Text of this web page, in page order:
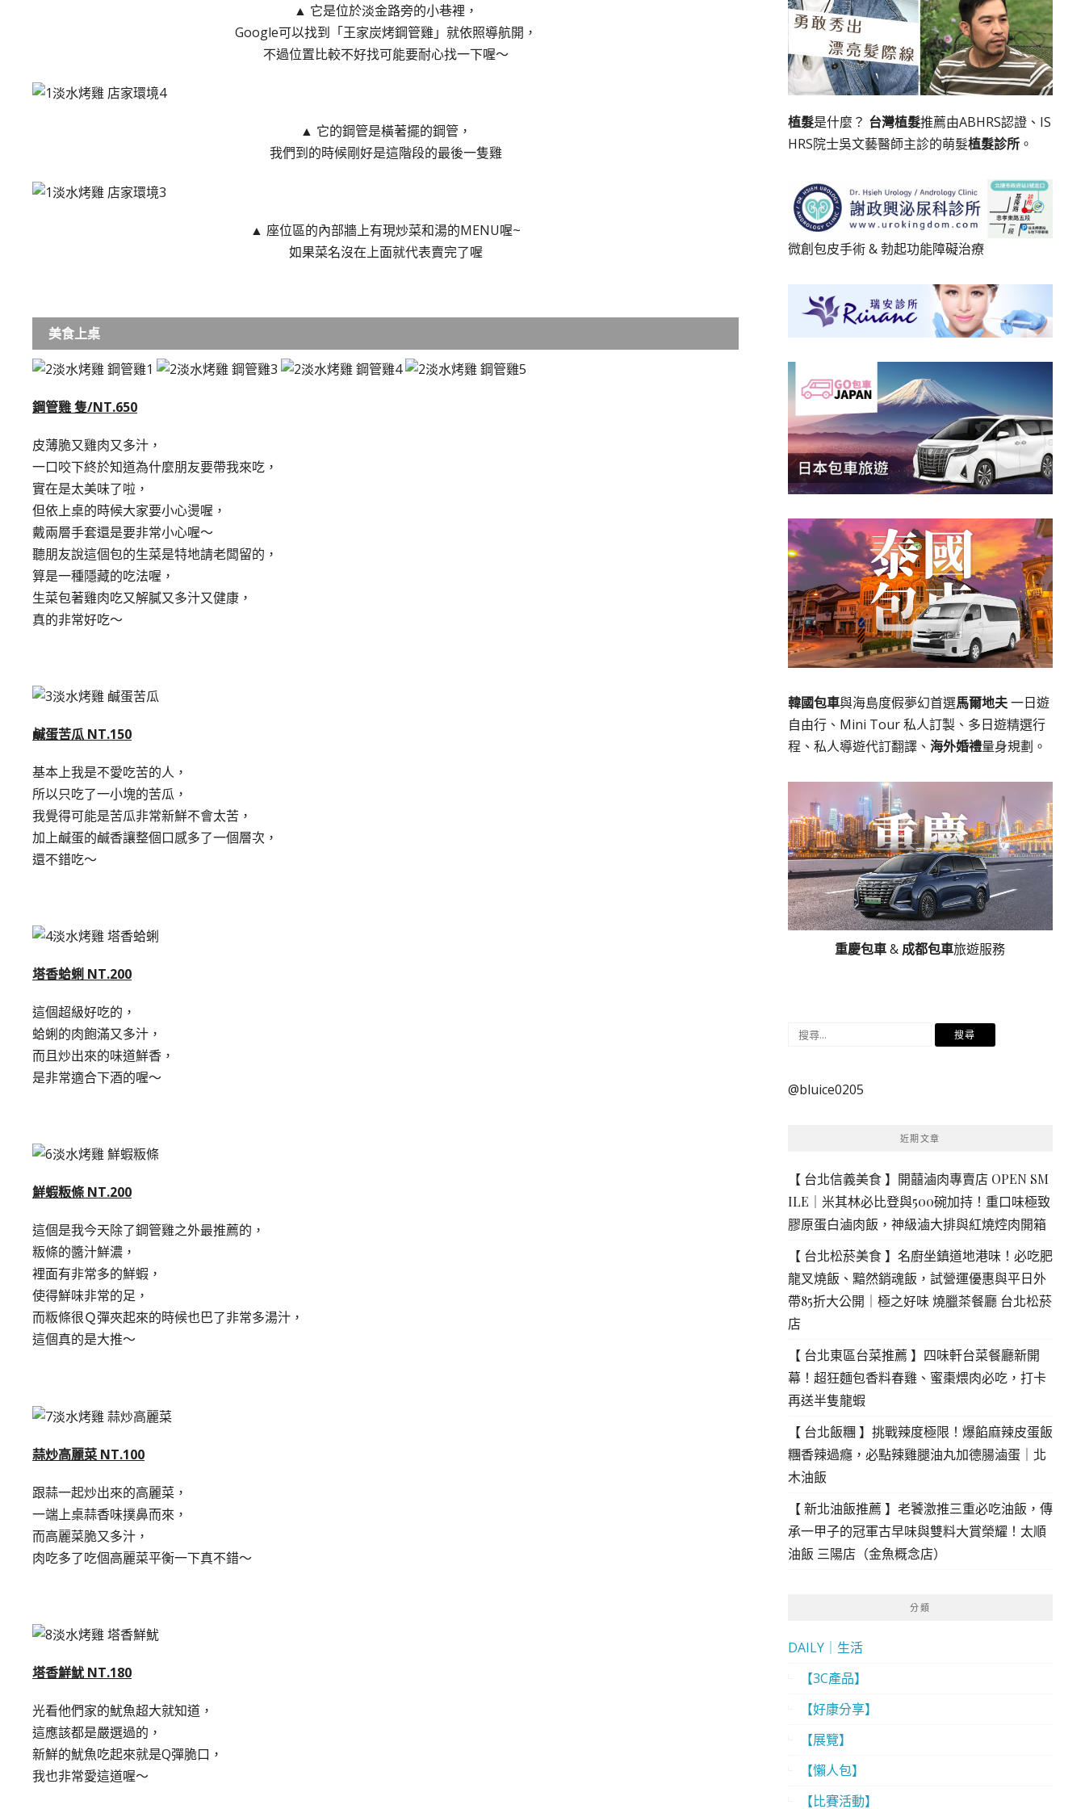
▲ 它是位於淡金路旁的小巷裡，
Google可以找到「王家炭烤鋼管雞」就依照導航開，
不過位置比較不好找可能要耐心找一下喔～
▲ 它的鋼管是橫著擺的鋼管，
我們到的時候剛好是這階段的最後一隻雞
▲ 座位區的內部牆上有現炒菜和湯的MENU喔~
如果菜名沒在上面就代表賣完了喔
美食上桌
鋼管雞 隻/NT.650
皮薄脆又雞肉又多汁，
一口咬下終於知道為什麼朋友要帶我來吃，
實在是太美味了啦，
但依上桌的時候大家要小心燙喔，
戴兩層手套還是要非常小心喔～
聽朋友說這個包的生菜是特地請老闆留的，
算是一種隱藏的吃法喔，
生菜包著雞肉吃又解膩又多汁又健康，
真的非常好吃～
鹹蛋苦瓜 NT.150
基本上我是不愛吃苦的人，
所以只吃了一小塊的苦瓜，
我覺得可能是苦瓜非常新鮮不會太苦，
加上鹹蛋的鹹香讓整個口感多了一個層次，
還不錯吃～
塔香蛤蜊 NT.200
這個超級好吃的，
蛤蜊的肉飽滿又多汁，
而且炒出來的味道鮮香，
是非常適合下酒的喔～
鮮蝦粄條 NT.200
這個是我今天除了鋼管雞之外最推薦的，
粄條的醬汁鮮濃，
裡面有非常多的鮮蝦，
使得鮮味非常的足，
而粄條很Ｑ彈夾起來的時候也巴了非常多湯汁，
這個真的是大推～
蒜炒高麗菜 NT.100
跟蒜一起炒出來的高麗菜，
一端上桌蒜香味撲鼻而來，
而高麗菜脆又多汁，
肉吃多了吃個高麗菜平衡一下真不錯～
塔香鮮魷 NT.180
光看他們家的魷魚超大就知道，
這應該都是嚴選過的，
新鮮的魷魚吃起來就是Q彈脆口，
我也非常愛這道喔～
植髮是什麼？ 台灣植髮推薦由ABHRS認證、IS
HRS院士吳文藝醫師主診的萌髮植髮診所。
微創包皮手術&勃起功能障礙治療
韓國包車與海島度假夢幻首選馬爾地夫一日遊
自由行、Mini Tour 私人訂製、多日遊精選行
程、私人導遊代訂翻譯、 海外婚禮量身規劃。
重慶包車& 成都包車旅遊服務
搜
鍵
@bluice0205
近期文章
【 台北信義美食 】開囍滷肉專賣店 OPEN SM
ILE｜米其林必比登與500碗加持！重口味極致
膠原蛋白滷肉飯，神級滷大排與紅燒焢肉開箱
【 台北松菸美食 】名廚坐鎮道地港味！必吃肥
龍叉燒飯、黯然銷魂飯，試營運優惠與平日外
帶85折大公開｜極之好味 燒臘茶餐廳 台北松菸
店
【 台北東區台菜推薦 】四味軒台菜餐廳新開
幕！超狂麵包香料春雞、蜜棗煨肉必吃，打卡
再送半隻龍蝦
【 台北飯糰 】挑戰辣度極限！爆餡麻辣皮蛋飯
糰香辣過癮，必點辣雞腿油丸加德腸滷蛋｜北
木油飯
【 新北油飯推薦 】老饕激推三重必吃油飯，傳
承一甲子的冠軍古早味與雙料大賞榮耀！太順
油飯 三陽店（金魚概念店）
分類
DAILY｜生活
【3C產品】
【好康分享】
【展覽】
【懶人包】
【比賽活動】